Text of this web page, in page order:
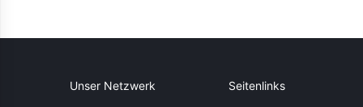
Unser Netzwerk Seitenlinks